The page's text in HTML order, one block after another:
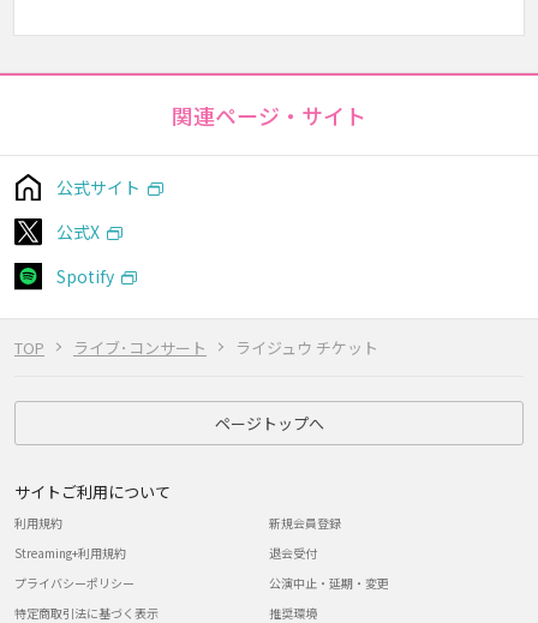
TOP ライブ･コンサート ライジュウ チケット
関連ページ・サイト
公式サイト
公式X
Spotify
ページトップへ
サイトご利用について
利用規約
Streaming+利用規約
プライバシーポリシー
特定商取引法に基づく表示
新規会員登録
退会受付
公演中止・延期・変更
推奨環境